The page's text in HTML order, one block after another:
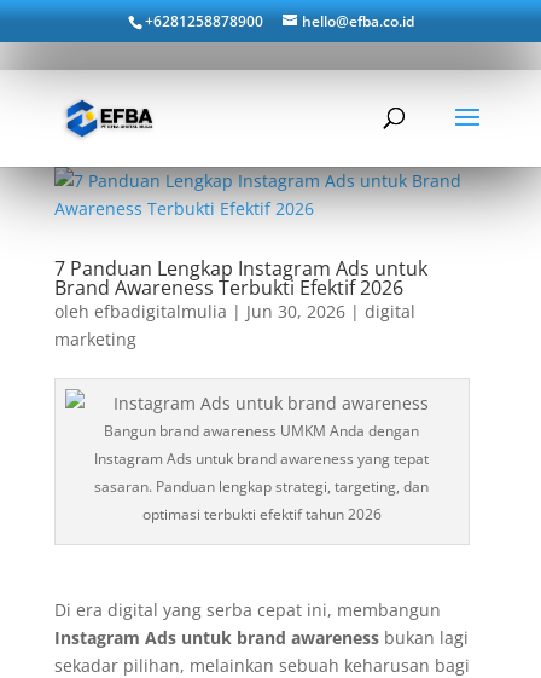
+6281258878900 hello@efba.co.id
7 Panduan Lengkap Instagram Ads untuk
Brand Awareness Terbukti Efektif 2026
oleh efbadigitalmulia | Jun 30, 2026| digital
marketing
Bangun brand awareness UMKM Anda dengan
Instagram Ads untuk brand awareness yang tepat
sasaran. Panduan lengkap strategi, targeting, dan
optimasi terbukti efektif tahun 2026
Di era digital yang serba cepat ini, membangun
Instagram Ads untuk brand awarenessbukan lagi
sekadar pilihan, melainkan sebuah keharusan bagi